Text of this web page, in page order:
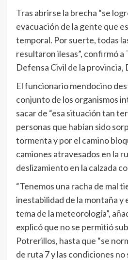
Tras abrirse la brecha “se
evacuación de la gente que
temporal. Por suerte, todas
resultaron ilesas”, confirmó a
Defensa Civil de la provincia,
El funcionario mendocino
conjunto de los organismos
sacar de “esa situación tan
personas que habían sido
tormenta y por el camino
camiones atravesados en la
deslizamiento en la calzada
“Tenemos una racha de mal
inestabilidad de la montaña y
tema de la meteorología”,
explicó que no se permitió
Potrerillos, hasta que “se
de ruta 7 y las condiciones no